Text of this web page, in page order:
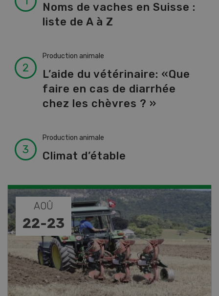
Noms de vaches en Suisse :
liste de A à Z
Production animale
L’aide du vétérinaire: «Que
faire en cas de diarrhée
chez les chèvres ? »
Production animale
Climat d’étable
AOÛ
22-23